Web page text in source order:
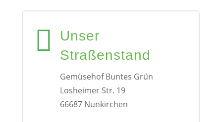

Unser
Straßenstand
Gemüsehof Buntes Grün
Losheimer Str. 19
66687 Nunkirchen